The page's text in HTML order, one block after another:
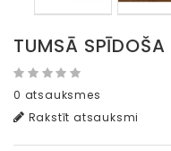
TUMSĀ SPĪDOŠA
0 atsauksmes
Rakstīt atsauksmi